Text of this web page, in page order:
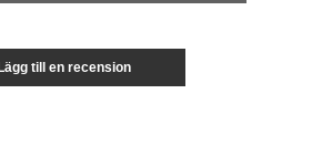
Lägg till en recension